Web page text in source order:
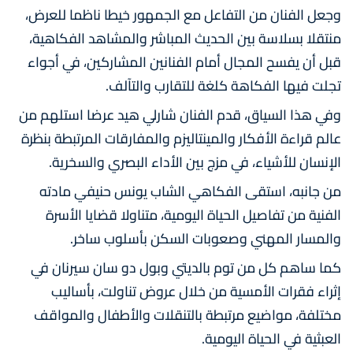
وجعل الفنان من التفاعل مع الجمهور خيطا ناظما للعرض،
منتقلا بسلاسة بين الحديث المباشر والمشاهد الفكاهية،
قبل أن يفسح المجال أمام الفنانين المشاركين، في أجواء
تجلت فيها الفكاهة كلغة للتقارب والتآلف.
وفي هذا السياق، قدم الفنان شارلي هيد عرضا استلهم من
عالم قراءة الأفكار والمينتاليزم والمفارقات المرتبطة بنظرة
الإنسان للأشياء، في مزج بين الأداء البصري والسخرية.
من جانبه، استقى الفكاهي الشاب يونس حنيفي مادته
الفنية من تفاصيل الحياة اليومية، متناولا قضايا الأسرة
والمسار المهني وصعوبات السكن بأسلوب ساخر.
كما ساهم كل من توم بالديتي وبول دو سان سيرنان في
إثراء فقرات الأمسية من خلال عروض تناولت، بأساليب
مختلفة، مواضيع مرتبطة بالتنقلات والأطفال والمواقف
العبثية في الحياة اليومية.